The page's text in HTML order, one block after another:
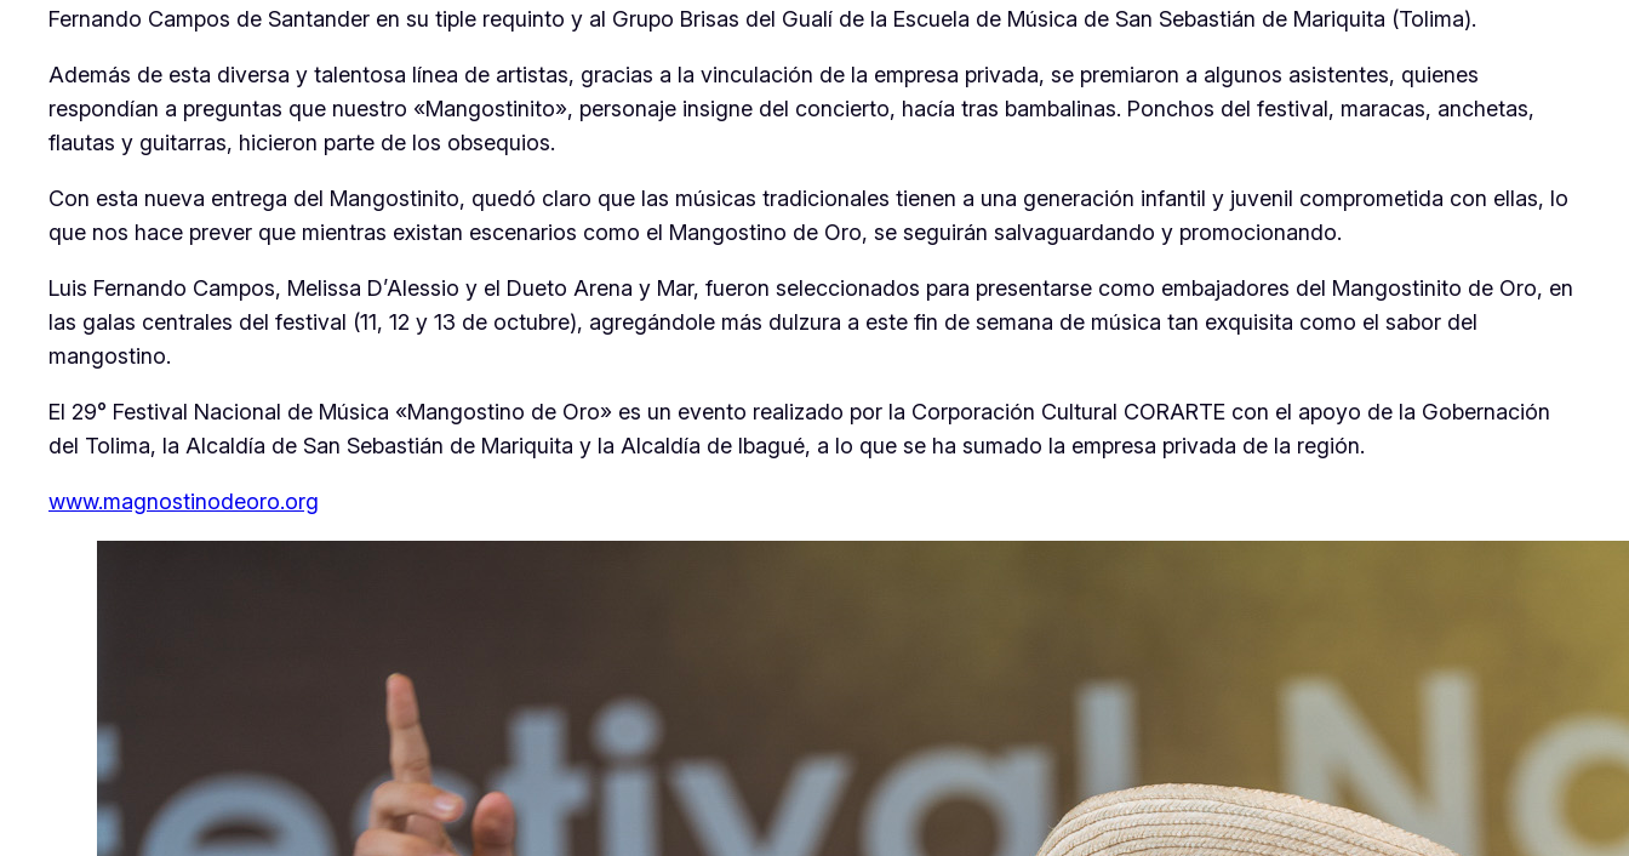
Fernando Campos de Santander en su tiple requinto y al Grupo Brisas del Gualí de la Escuela de Música de San Sebastián de Mariquita (Tolima).
Además de esta diversa y talentosa línea de artistas, gracias a la vinculación de la empresa privada, se premiaron a algunos asistentes, quienes
respondían a preguntas que nuestro «Mangostinito», personaje insigne del concierto, hacía tras bambalinas. Ponchos del festival, maracas, anchetas,
flautas y guitarras, hicieron parte de los obsequios.
Con esta nueva entrega del Mangostinito, quedó claro que las músicas tradicionales tienen a una generación infantil y juvenil comprometida con ellas, lo
que nos hace prever que mientras existan escenarios como el Mangostino de Oro, se seguirán salvaguardando y promocionando.
Luis Fernando Campos, Melissa D’Alessio y el Dueto Arena y Mar, fueron seleccionados para presentarse como embajadores del Mangostinito de Oro, en
las galas centrales del festival (11, 12 y 13 de octubre), agregándole más dulzura a este fin de semana de música tan exquisita como el sabor del
mangostino.
El 29° Festival Nacional de Música «Mangostino de Oro» es un evento realizado por la Corporación Cultural CORARTE con el apoyo de la Gobernación
del Tolima, la Alcaldía de San Sebastián de Mariquita y la Alcaldía de Ibagué, a lo que se ha sumado la empresa privada de la región.
www.magnostinodeoro.org